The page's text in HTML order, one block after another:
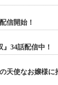
信開始！
34話配信中！
天使なお嬢様